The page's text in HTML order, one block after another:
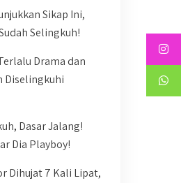
Sikap Ini,
Selingkuh!
Drama dan
Diselingkuhi
Dasar Jalang!
Dia Playboy!
Dihujat 7 Kali Lipat,